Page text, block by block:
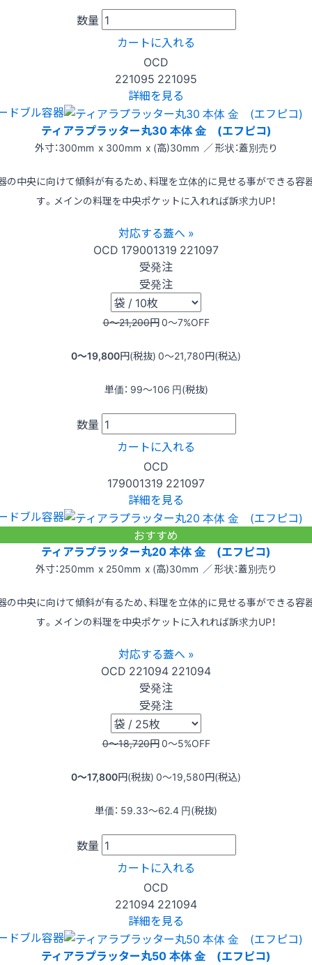
数量
カートに入れる
OCD
221095 221095
詳細を見る
ドブル容器
ティアラプラッター丸30 本体 金 (エフピコ)
外寸：300mm x 300mm x (高)30mm ／ 形状：蓋別売り
の中央に向けて傾斜が有るため、料理を立体的に見せる事ができる容
す。メインの料理を中央ポケットに入れれば訴求力UP！
対応する蓋へ »
OCD 179001319 221097
受発注
受発注
0〜21,200円0〜7%OFF
0〜19,800円(税抜) 0〜21,780円(税込)
単価： 99〜106 円(税抜)
数量
カートに入れる
OCD
179001319 221097
詳細を見る
ドブル容器
おすすめ
ティアラプラッター丸20 本体 金 (エフピコ)
外寸：250mm x 250mm x (高)30mm ／ 形状：蓋別売り
の中央に向けて傾斜が有るため、料理を立体的に見せる事ができる容
す。メインの料理を中央ポケットに入れれば訴求力UP！
対応する蓋へ »
OCD 221094 221094
受発注
受発注
0〜18,720円0〜5%OFF
0〜17,800円(税抜) 0〜19,580円(税込)
単価： 59.33〜62.4 円(税抜)
数量
カートに入れる
OCD
221094 221094
詳細を見る
ドブル容器
ティアラプラッター丸50 本体 金 (エフピコ)